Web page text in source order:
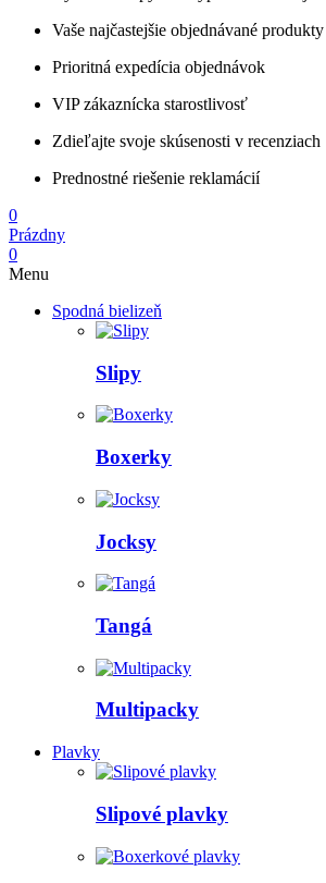
Vaše najčastejšie objednávané produkty
Prioritná expedícia objednávok
VIP zákaznícka starostlivosť
Zdieľajte svoje skúsenosti v recenziach
Prednostné riešenie reklamácií
0
Prázdny
0
Menu
Spodná bielizeň
Slipy
Boxerky
Jocksy
Tangá
Multipacky
Plavky
Slipové plavky